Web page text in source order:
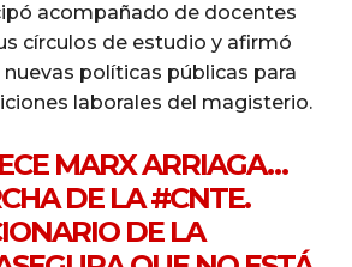
acompañado de docentes
círculos de estudio y afirmó
políticas públicas para
laborales del magisterio.
MARX ARRIAGA…
DE LA#CNTE.
DE LA